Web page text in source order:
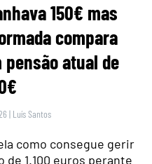
150€ mas
compara
atual de
| Luís Santos
como consegue gerir
de 1.100 euros perante